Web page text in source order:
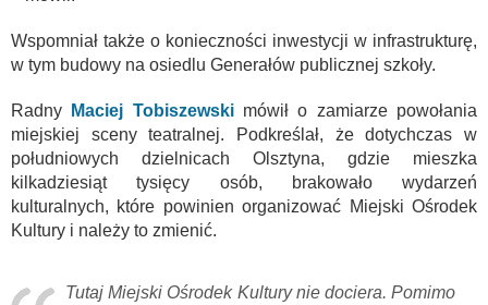
Wspomniał także o konieczności inwestycji w infrastrukturę,
w tym budowy na osiedlu Generałów publicznej szkoły.
Radny Maciej Tobiszewski mówił o zamiarze powołania
miejskiej sceny teatralnej. Podkreślał, że dotychczas w
południowych dzielnicach Olsztyna, gdzie mieszka
kilkadziesiąt tysięcy osób, brakowało wydarzeń
kulturalnych, które powinien organizować Miejski Ośrodek
Kultury i należy to zmienić.
Tutaj Miejski Ośrodek Kultury nie dociera. Pomimo